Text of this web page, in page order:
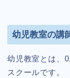
幼児教室の講
幼児教室とは、
スクールです。